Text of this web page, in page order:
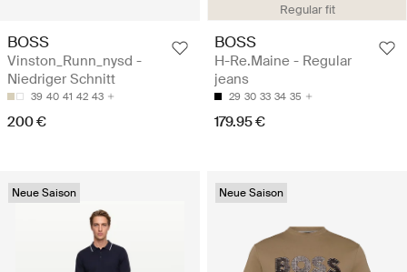
BOSS
Vinston_Runn_nysd -
Niedriger Schnitt
39 40 41 42 43
200 €
Regular fit
BOSS
H-Re.Maine - Regular
jeans
29 30 33 34 35
179.95 €
Neue Saison Neue Saison